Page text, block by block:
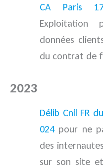
CA Paris
Exploitation
données
du contrat de
2023
Délib Cnil FR
024pour ne
des
sur son site